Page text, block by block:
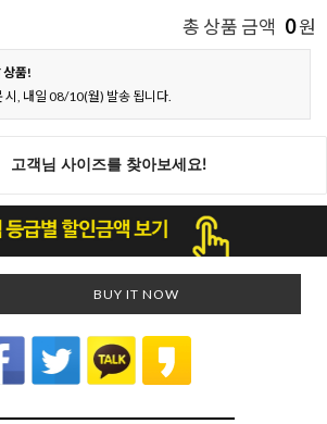
총 상품 금액 0원
상품!
시, 내일 08/10(월) 발송 됩니다.
BUY IT NOW